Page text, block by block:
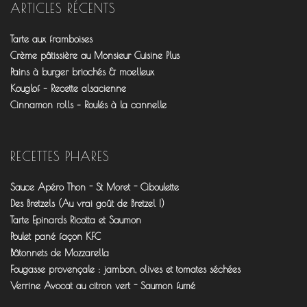
fourchettesflo
sur
@fourchettesflo
sur
fleurjeanne
sur
ARTICLES RÉCENTS
Tarte aux framboises
Crème pâtissière au Monsieur Cuisine Plus
Pains à burger briochés & moelleux
Kouglof – Recette alsacienne
Cinnamon rolls – Roulés à la cannelle
RECETTES PHARES
Sauce Apéro Thon - St Moret - Ciboulette
Des Bretzels (Au vrai goût de Bretzel !)
Tarte Epinards Ricotta et Saumon
Poulet pané façon KFC
Bâtonnets de Mozzarella
Fougasse provençale : jambon, olives et tomates séchées
Verrine Avocat au citron vert - Saumon fumé